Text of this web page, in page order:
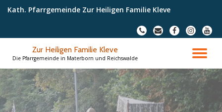
Kath. Pfarrgemeinde Zur Heiligen Familie Kleve
fa-
phone
fa-
envelope
fa-
facebook
fa-
instagram
fa-
Zur Heiligen Familie Kleve
Die Pfarrgemeinde in Materborn und Reichswalde